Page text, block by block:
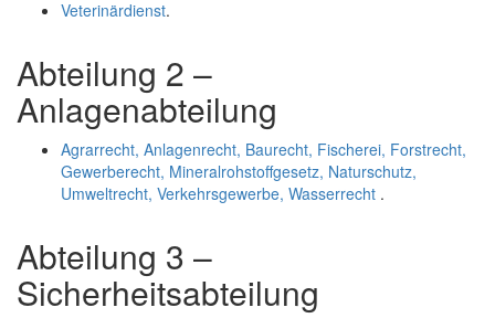
Veterinärdienst.
Abteilung 2 –
Anlagenabteilung
Agrarrecht, Anlagenrecht, Baurecht, Fischerei, Forstrecht,
Gewerberecht, Mineralrohstoffgesetz, Naturschutz,
Umweltrecht, Verkehrsgewerbe, Wasserrecht .
Abteilung 3 –
Sicherheitsabteilung